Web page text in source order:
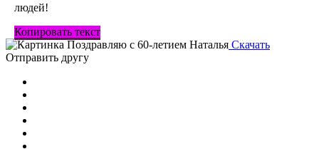
людей!
Копировать текст
Скачать
Отправить другу